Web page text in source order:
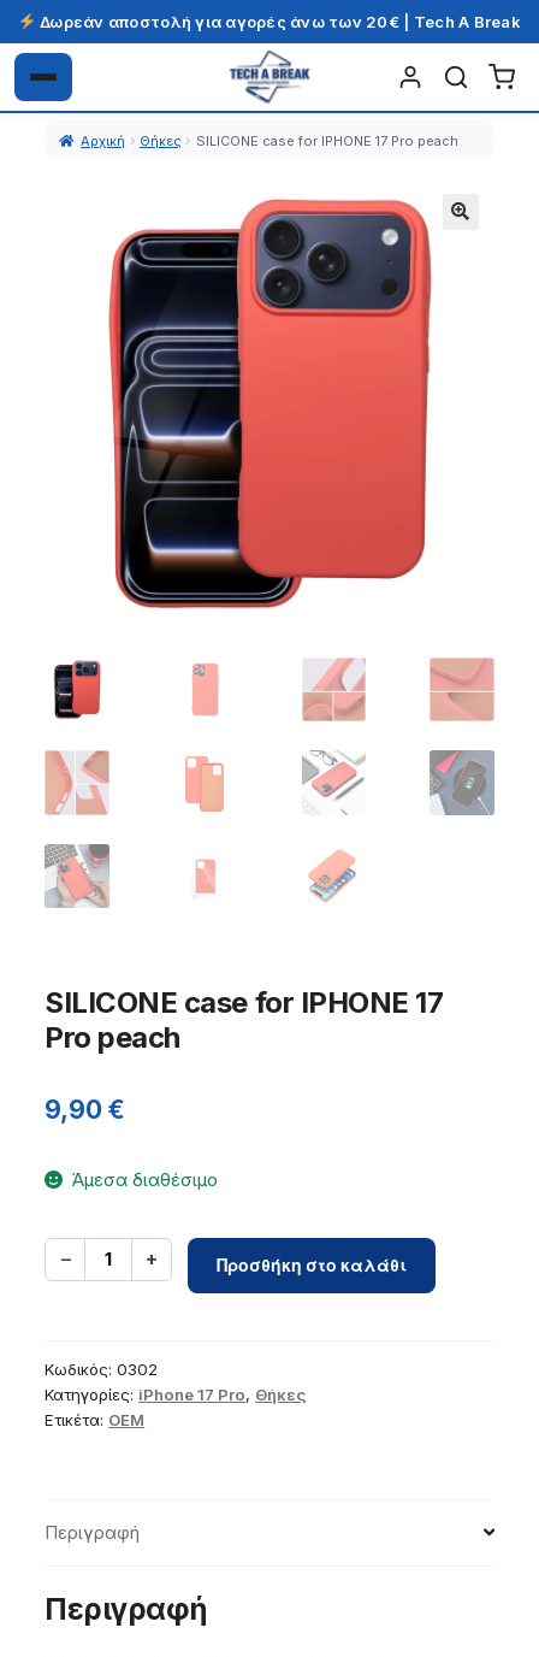
Δωρεάν αποστολή για αγορές άνω των 20€ | Tech A Break
Απευθείας
μετάβαση
Μετάβαση
σε
περιεχόμενο
Αρχική Θήκες SILICONE case for IPHONE 17 Pro peach
SILICONE case for IPHONE 17
Pro peach
9,90€
Άμεσα διαθέσιμο
− 1 +
SILICONE
case
Pro
Προσθήκη στο καλάθι
Κωδικός:0302
Κατηγορίες: iPhone 17 Pro, Θήκες
Ετικέτα: OEM
Περιγραφή
Περιγραφή